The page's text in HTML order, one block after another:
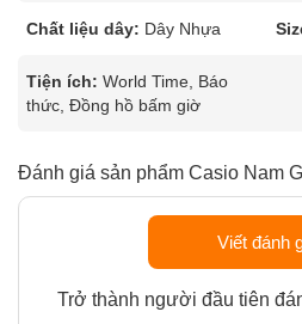
Chất liệu dây: Dây Nhựa
Tiện ích: World Time, Báo
thức, Đồng hồ bấm giờ
Đánh giá sản phẩm Casio Nam
Viết đánh
Trở thành người đầu tiên